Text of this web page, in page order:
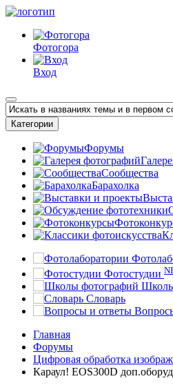
Фотогора
Вход
Категории
Форумы
Сообщества
Барахолка
Фотостудии
Словарь
Главная
Форумы
Цифровая обработка
Караул! EOS300D